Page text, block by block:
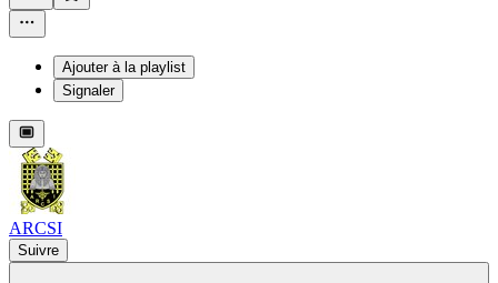
Ajouter à la playlist
Signaler
ARCSI
Suivre